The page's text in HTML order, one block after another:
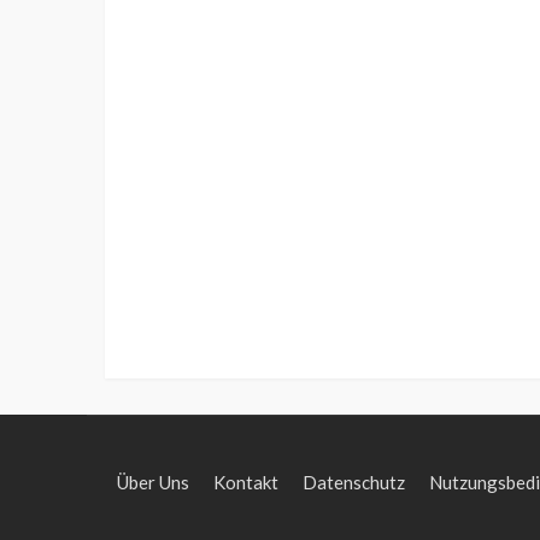
Über Uns Kontakt Datenschutz